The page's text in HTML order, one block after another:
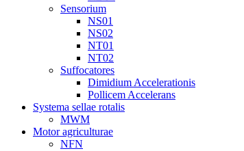
Sensorium
NS01
NS02
NT01
NT02
Suffocatores
Dimidium Accelerationis
Pollicem Accelerans
Systema sellae rotalis
MWM
Motor agriculturae
NFN